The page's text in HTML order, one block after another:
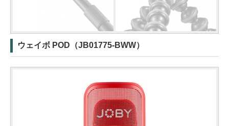
ウェイボ POD（JB01775-BWW）